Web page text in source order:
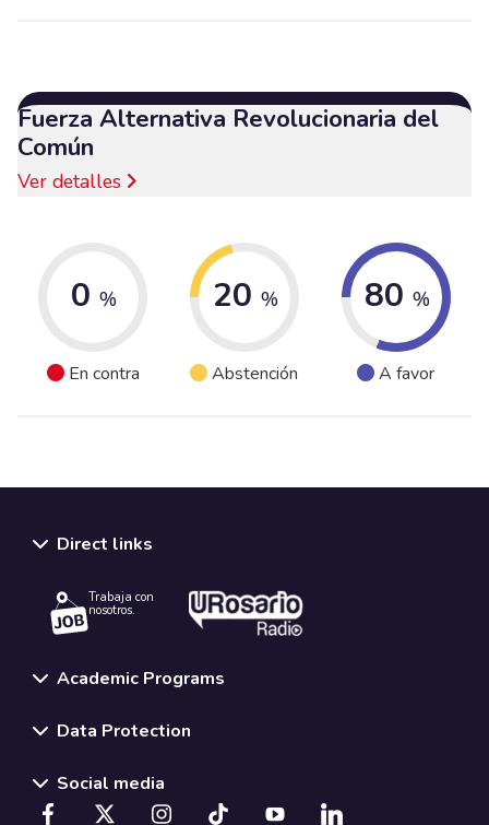
Fuerza Alternativa Revolucionaria del
Común
Ver detalles
0 %
En contra
20 %
Abstención
80 %
A favor
Direct links
Trabaja con
nosotros.
Academic Programs
Data Protection
Social media